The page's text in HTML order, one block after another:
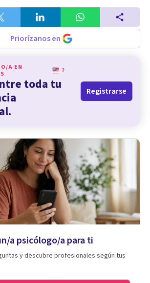
Priorízanos en
A EN
?
toda tu
Registrarse
a psicólogo/a para ti
y descubre profesionales según tus